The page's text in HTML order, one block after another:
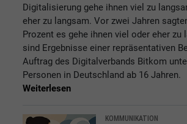
Digitalisierung gehe ihnen viel zu
eher zu langsam. Vor zwei Jahren
Prozent es gehe ihnen viel oder eher zu
sind Ergebnisse einer repräsentativen
Auftrag des Digitalverbands Bitkom
Personen in Deutschland ab 16 Jahren.
Weiterlesen
KOMMUNIKATION